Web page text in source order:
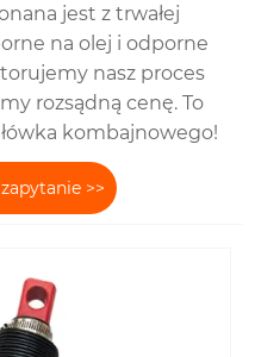
jest z trwałej
na olej i odporne
nasz proces
rozsądną cenę. To
kombajnowego!
>>